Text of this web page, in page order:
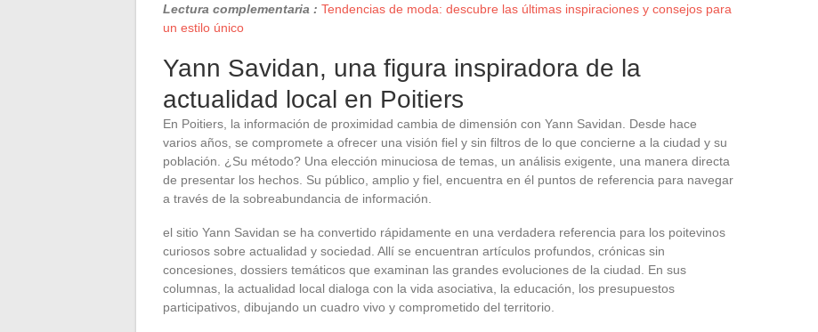
Lectura complementaria : Tendencias de moda: descubre las últimas inspiraciones y consejos para
un estilo único
Yann Savidan, una figura inspiradora de la
actualidad local en Poitiers
En Poitiers, la información de proximidad cambia de dimensión con Yann Savidan. Desde hace
varios años, se compromete a ofrecer una visión fiel y sin filtros de lo que concierne a la ciudad y su
población. ¿Su método? Una elección minuciosa de temas, un análisis exigente, una manera directa
de presentar los hechos. Su público, amplio y fiel, encuentra en él puntos de referencia para navegar
a través de la sobreabundancia de información.
el sitio Yann Savidan se ha convertido rápidamente en una verdadera referencia para los poitevinos
curiosos sobre actualidad y sociedad. Allí se encuentran artículos profundos, crónicas sin
concesiones, dossiers temáticos que examinan las grandes evoluciones de la ciudad. En sus
columnas, la actualidad local dialoga con la vida asociativa, la educación, los presupuestos
participativos, dibujando un cuadro vivo y comprometido del territorio.